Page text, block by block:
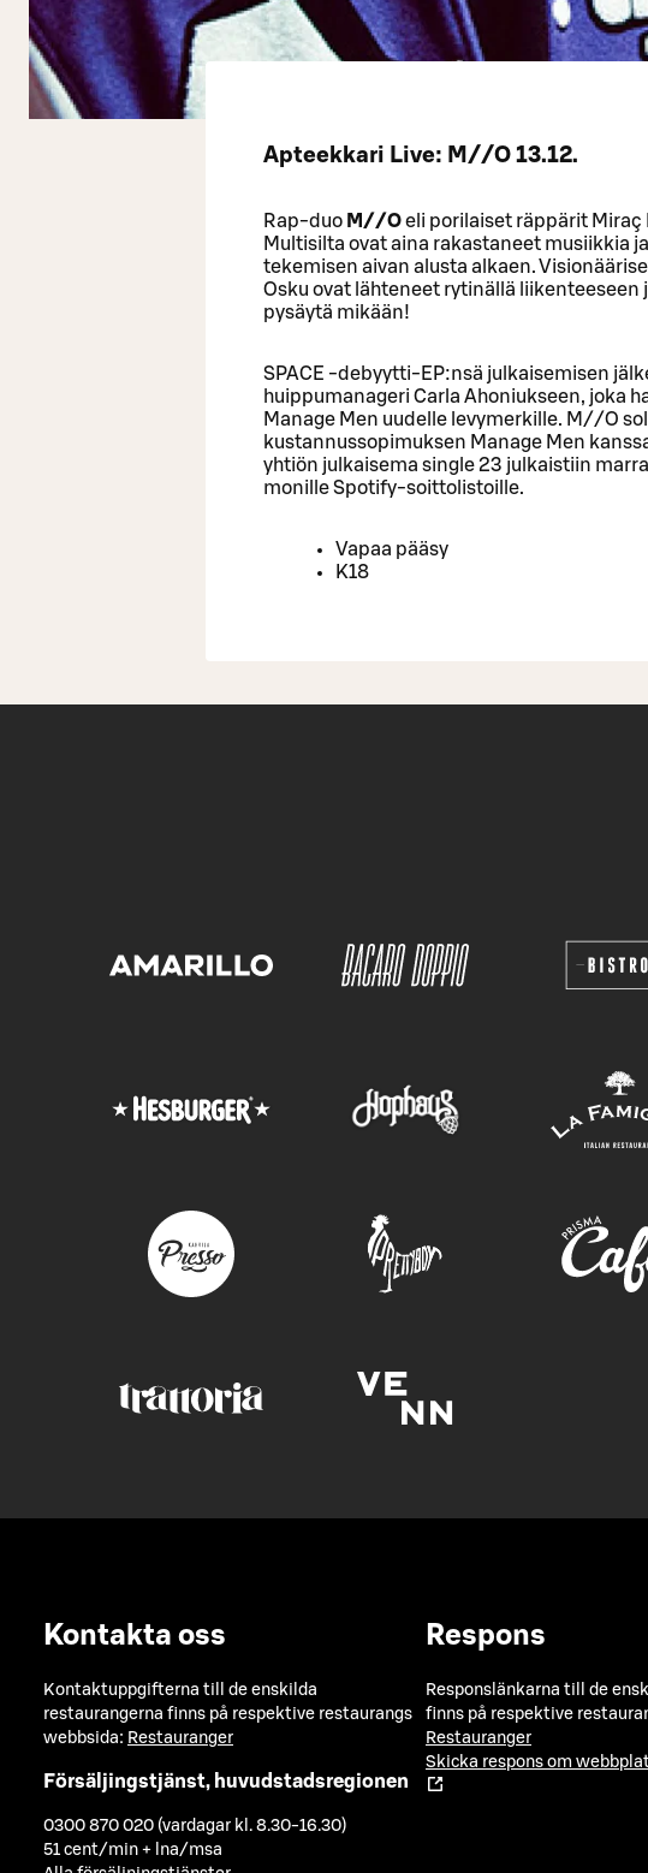
Apteekkari Live: M//O 13.12.
Rap-duo M//Oeli porilaiset räppärit Miraç
Multisilta ovat aina rakastaneet musiikkia
tekemisen aivan alusta alkaen.
Osku ovat lähteneet rytinällä liikenteeseen
pysäytä mikään!
SPACE -debyytti-EP:nsä julkaisemisen
huippumanageri Carla Ahoniukseen, joka
Manage Men uudelle levymerkille. M//O
kustannussopimuksen Manage Men
yhtiön julkaisema single 23 julkaistiin
monille Spotify-soittolistoille.
Vapaa pääsy
K18
Kontakta oss
Kontaktuppgifterna till de enskilda
restaurangerna finns på respektive restaurangs
webbsida: Restauranger
Försäljingstjänst, huvudstadsregionen
0300 870 020 (vardagar kl. 8.30-16.30)
51 cent/min + lna/msa
Respons
Responslänkarna till de
finns på respektive
Restauranger
Skicka respons om